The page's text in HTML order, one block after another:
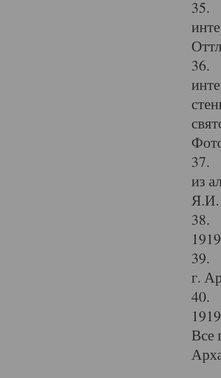
35.
36.
37.
из
Я.И.
38.
39.
г.
40.
Все